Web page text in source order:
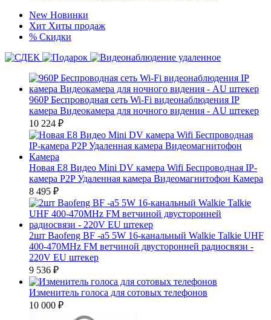
New Новинки
Хит Хиты продаж
% Скидки
960P Беспроводная сеть Wi-Fi видеонаблюдения IP
камера Видеокамера для ночного видения - AU штекер
10 224 ₽
Новая E8 Видео Mini DV камера Wifi Беспроводная IP-
камера P2P Удаленная камера Видеомагнитофон Камера
8 495 ₽
2шт Baofeng BF -а5 5W 16-канальный Walkie Talkie UHF
400-470MHz FM ветчиной двусторонней радиосвязи -
220V EU штекер
9 536 ₽
Изменитель голоса для сотовых телефонов
10 000 ₽